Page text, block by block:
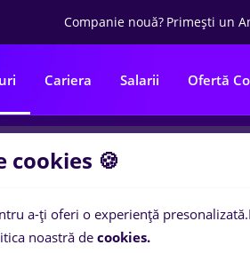
Companie nouă? Primești un
Cariera Salarii Ofertă
0
🍪
a-ți oferi o experiență presonalizată.
noastră de cookies.